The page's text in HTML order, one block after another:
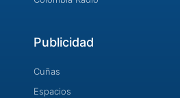
Publicidad
Cuñas
Espacios